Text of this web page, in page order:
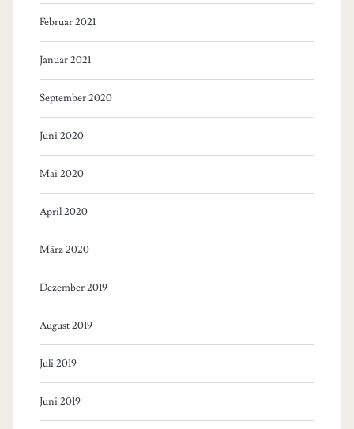
Februar 2021
Januar 2021
September 2020
Juni 2020
Mai 2020
April 2020
März 2020
Dezember 2019
August 2019
Juli 2019
Juni 2019